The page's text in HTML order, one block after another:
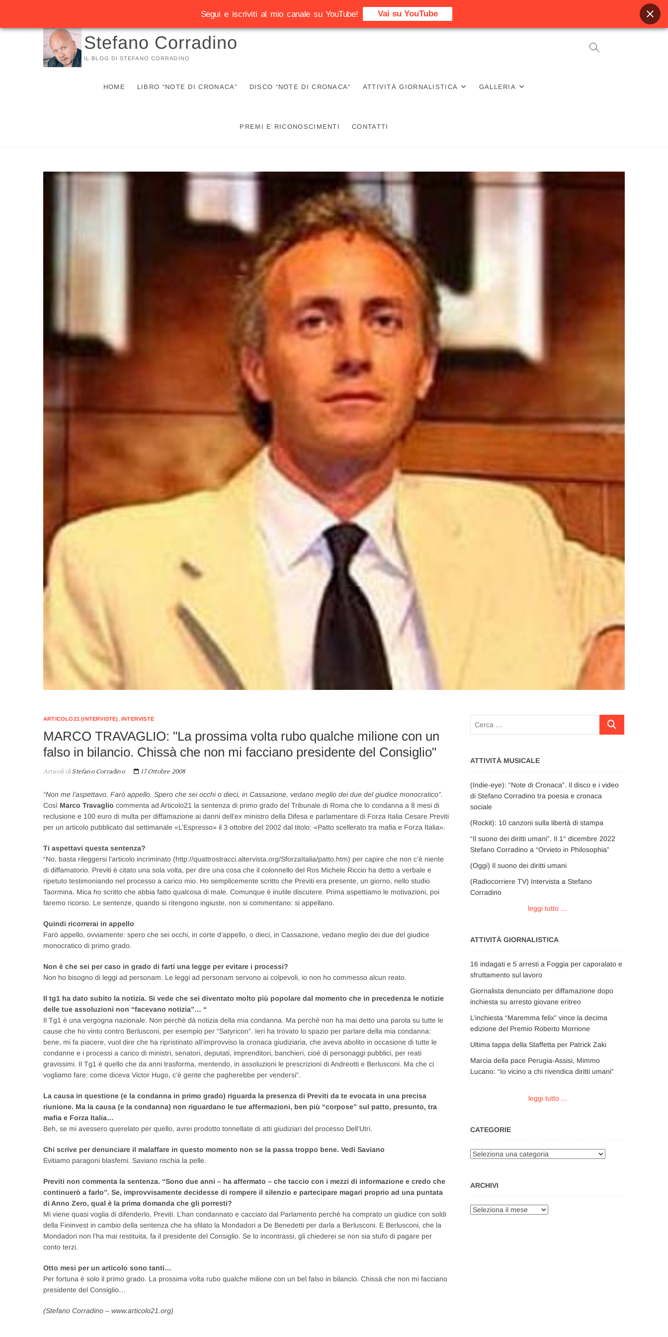
Vai
Stefano Corradino
IL BLOG DI STEFANO CORRADINO
HOME LIBRO “NOTE DI CRONACA” DISCO “NOTE DI CRONACA” ATTIVITÀ GIORNALISTICA GALLERIA
PREMI E RICONOSCIMENTI CONTATTI
ARTICOLO21 (INTERVISTE) ,INTERVISTE
MARCO TRAVAGLIO: "La prossima volta rubo qualche milione con un
falso in bilancio. Chissà che non mi facciano presidente del Consiglio"
Articoli diStefano Corradino 17 Ottobre 2008
“Non me l’aspettavo. Farò appello. Spero che sei occhi o dieci, in Cassazione, vedano meglio dei due del giudice monocratico”.
Così Marco Travaglio commenta ad Articolo21 la sentenza di primo grado del Tribunale di Roma che lo condanna a 8 mesi di
reclusione e 100 euro di multa per diffamazione ai danni dell’ex ministro della Difesa e parlamentare di Forza Italia Cesare Previti
per un articolo pubblicato dal settimanale «L’Espresso» il 3 ottobre del 2002 dal titolo: «Patto scellerato tra mafia e Forza Italia».
Ti aspettavi questa sentenza?
“No, basta rileggersi l’articolo incriminato (http://quattrostracci.altervista.org/SforzaItalia/patto.htm) per capire che non c’è niente
di diffamatorio. Previti è citato una sola volta, per dire una cosa che il colonnello del Ros Michele Riccio ha detto a verbale e
ripetuto testimoniando nel processo a carico mio. Ho semplicemente scritto che Previti era presente, un giorno, nello studio
Taormina. Mica ho scritto che abbia fatto qualcosa di male. Comunque è inutile discutere. Prima aspettiamo le motivazioni, poi
faremo ricorso. Le sentenze, quando si ritengono ingiuste, non si commentano: si appellano.
Quindi ricorrerai in appello
Farò appello, ovviamente: spero che sei occhi, in corte d’appello, o dieci, in Cassazione, vedano meglio dei due del giudice
monocratico di primo grado.
Non è che sei per caso in grado di farti una legge per evitare i processi?
Non ho bisogno di leggi ad personam. Le leggi ad personam servono ai colpevoli, io non ho commesso alcun reato.
Il tg1 ha dato subito la notizia. Si vede che sei diventato molto più popolare dal momento che in precedenza le notizie
delle tue assoluzioni non “facevano notizia”… “
Il Tg1 è una vergogna nazionale. Non perchè dà notizia della mia condanna. Ma perchè non ha mai detto una parola su tutte le
cause che ho vinto contro Berlusconi, per esempio per “Satyricon”. Ieri ha trovato lo spazio per parlare della mia condanna:
bene, mi fa piacere, vuol dire che ha ripristinato all’improvviso la cronaca giudiziaria, che aveva abolito in occasione di tutte le
condanne e i processi a carico di ministri, senatori, deputati, imprenditori, banchieri, cioè di personaggi pubblici, per reati
gravissimi. Il Tg1 è quello che da anni trasforma, mentendo, in assoluzioni le prescrizioni di Andreotti e Berlusconi. Ma che ci
vogliamo fare: come diceva Victor Hugo, c’è gente che pagherebbe per vendersi”.
La causa in questione (e la condanna in primo grado) riguarda la presenza di Previti da te evocata in una precisa
riunione. Ma la causa (e la condanna) non riguardano le tue affermazioni, ben più “corpose” sul patto, presunto, tra
mafia e Forza Italia…
Beh, se mi avessero querelato per quello, avrei prodotto tonnellate di atti giudiziari del processo Dell’Utri.
Chi scrive per denunciare il malaffare in questo momento non se la passa troppo bene. Vedi Saviano
Evitiamo paragoni blasfemi. Saviano rischia la pelle.
Previti non commenta la sentenza. “Sono due anni – ha affermato – che taccio con i mezzi di informazione e credo che
continuerò a farlo”. Se, improvvisamente decidesse di rompere il silenzio e partecipare magari proprio ad una puntata
di Anno Zero, qual è la prima domanda che gli porresti?
Mi viene quasi voglia di difenderlo, Previti. L’han condannato e cacciato dal Parlamento perchè ha comprato un giudice con soldi
della Fininvest in cambio della sentenza che ha sfilato la Mondadori a De Benedetti per darla a Berlusconi. E Berlusconi, che la
Mondadori non l’ha mai restituita, fa il presidente del Consiglio. Se lo incontrassi, gli chiederei se non sia stufo di pagare per
conto terzi.
Otto mesi per un articolo sono tanti…
Per fortuna è solo il primo grado. La prossima volta rubo qualche milione con un bel falso in bilancio. Chissà che non mi facciano
presidente del Consiglio…
(Stefano Corradino – www.articolo21.org)
Cerca
ATTIVITÀ MUSICALE
(Indie-eye): “Note di Cronaca”. Il disco e i video
di Stefano Corradino tra poesia e cronaca
sociale
(Rockit): 10 canzoni sulla libertà di stampa
“Il suono dei diritti umani”. Il 1° dicembre 2022
Stefano Corradino a “Orvieto in Philosophia”
(Oggi) Il suono dei diritti umani
(Radiocorriere TV) Intervista a Stefano
Corradino
leggi tutto …
ATTIVITÀ GIORNALISTICA
16 indagati e 5 arresti a Foggia per caporalato e
sfruttamento sul lavoro
Giornalista denunciato per diffamazione dopo
inchiesta su arresto giovane eritreo
L’inchiesta “Maremma felix” vince la decima
edizione del Premio Roberto Morrione
Ultima tappa della Staffetta per Patrick Zaki
Marcia della pace Perugia-Assisi, Mimmo
Lucano: “Io vicino a chi rivendica diritti umani”
leggi tutto ...
CATEGORIE
Categorie
ARCHIVI
Archivi
Segui e iscriviti al mio canale su YouTube! Vai su YouTube